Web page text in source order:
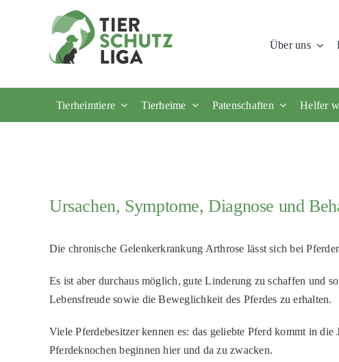
Über uns
Tierheimtiere Tierheime Patenschaften Helfer
Ursachen, Symptome, Diagnose und
Die chronische Gelenkerkrankung Arthrose lässt sich bei
Es ist aber durchaus möglich, gute Linderung zu schaffen und
Lebensfreude sowie die Beweglichkeit des Pferdes zu erhalten.
Viele Pferdebesitzer kennen es: das geliebte Pferd kommt in die
Pferdeknochen beginnen hier und da zu zwacken.